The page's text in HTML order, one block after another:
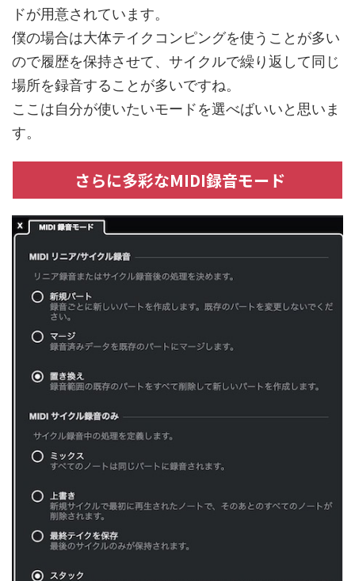
ドが用意されています。
僕の場合は大体テイクコンピングを使うことが多い
ので履歴を保持させて、サイクルで繰り返して同じ
場所を録音することが多いですね。
ここは自分が使いたいモードを選べばいいと思いま
す。
さらに多彩なMIDI録音モード